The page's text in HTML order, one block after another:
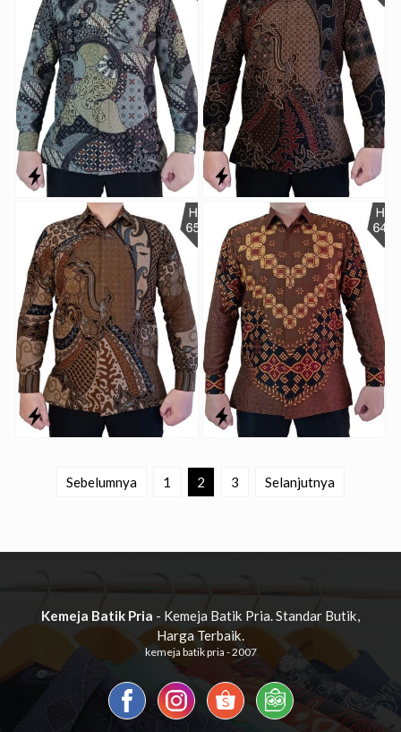
Sebelumnya 1 2 3 Selanjutnya
Kemeja Batik Pria - Kemeja Batik Pria. Standar Butik,
Harga Terbaik.
kemeja batik pria - 2007